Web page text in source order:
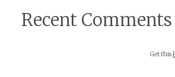
Recent Comments
Get this